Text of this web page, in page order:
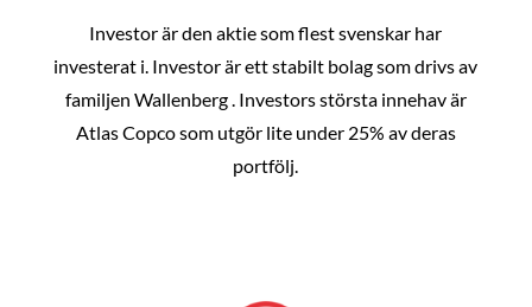
Investor är den aktie som flest svenskar har
investerat i. Investor är ett stabilt bolag som drivs av
familjen Wallenberg . Investors största innehav är
Atlas Copco som utgör lite under 25% av deras
portfölj.